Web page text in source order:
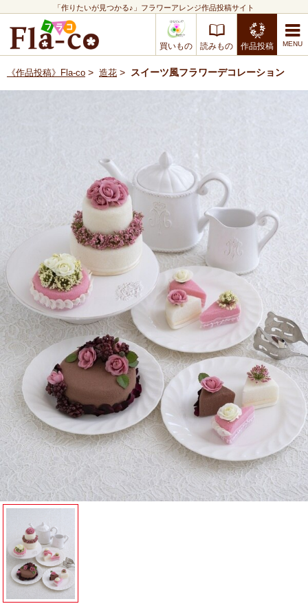
「作りたいが見つかる♪」フラワーアレンジ作品投稿サイト
買いもの 読みもの 作品投稿
《作品投稿》Fla-co > 造花 > スイーツ風フラワーデコレーション